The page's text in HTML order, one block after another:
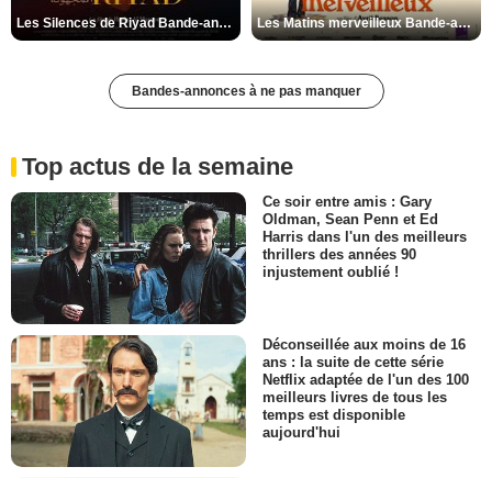
Les Silences de Riyad Bande-annonce VO STFR Les Matins merveilleux Bande-annonce VF
Bandes-annonces à ne pas manquer
Top actus de la semaine
Ce soir entre amis : Gary
Oldman, Sean Penn et Ed
Harris dans l'un des meilleurs
thrillers des années 90
injustement oublié !
Déconseillée aux moins de 16
ans : la suite de cette série
Netflix adaptée de l'un des 100
meilleurs livres de tous les
temps est disponible
aujourd'hui